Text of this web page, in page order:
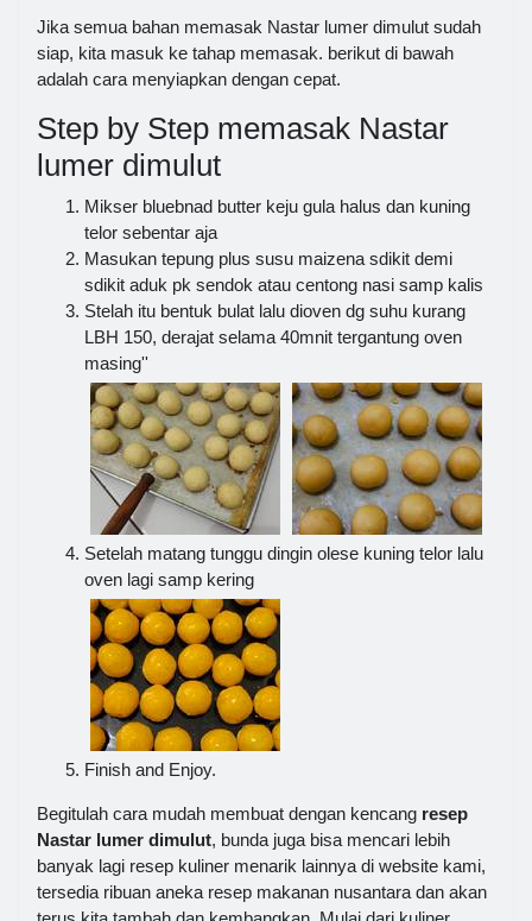
Jika semua bahan memasak Nastar lumer dimulut sudah
siap, kita masuk ke tahap memasak. berikut di bawah
adalah cara menyiapkan dengan cepat.
Step by Step memasak Nastar
lumer dimulut
Mikser bluebnad butter keju gula halus dan kuning
telor sebentar aja
Masukan tepung plus susu maizena sdikit demi
sdikit aduk pk sendok atau centong nasi samp kalis
Stelah itu bentuk bulat lalu dioven dg suhu kurang
LBH 150, derajat selama 40mnit tergantung oven
masing''
Setelah matang tunggu dingin olese kuning telor lalu
oven lagi samp kering
Finish and Enjoy.
Begitulah cara mudah membuat dengan kencang resep
Nastar lumer dimulut, bunda juga bisa mencari lebih
banyak lagi resep kuliner menarik lainnya di website kami,
tersedia ribuan aneka resep makanan nusantara dan akan